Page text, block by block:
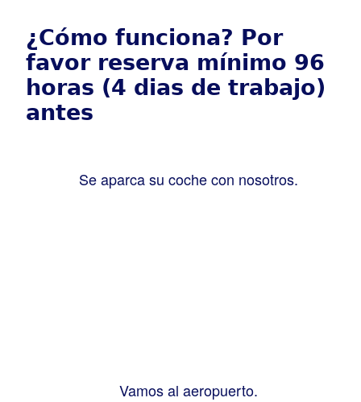
¿Cómo funciona? Por
favor reserva mínimo 96
horas (4 dias de trabajo)
antes
Se aparca su coche con nosotros.
Vamos al aeropuerto.